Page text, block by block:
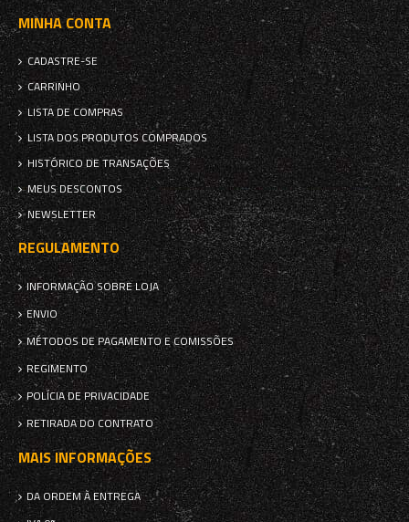
MINHA CONTA
CADASTRE-SE
CARRINHO
LISTA DE COMPRAS
LISTA DOS PRODUTOS COMPRADOS
HISTÓRICO DE TRANSAÇÕES
MEUS DESCONTOS
NEWSLETTER
REGULAMENTO
INFORMAÇÃO SOBRE LOJA
ENVIO
MÉTODOS DE PAGAMENTO E COMISSÕES
REGIMENTO
POLÍCIA DE PRIVACIDADE
RETIRADA DO CONTRATO
MAIS INFORMAÇÕES
DA ORDEM À ENTREGA